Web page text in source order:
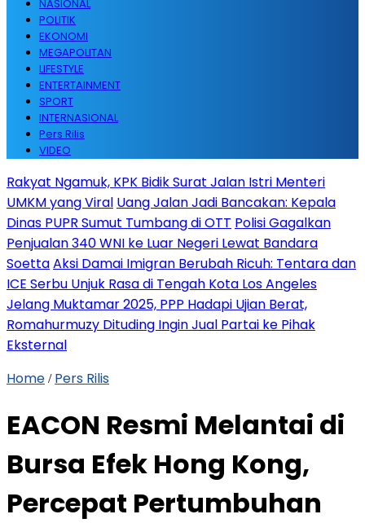
NASIONAL
POLITIK
EKONOMI
MEGAPOLITAN
LIFESTYLE
ENTERTAINMENT
SPORT
INTERNASIONAL
Pers Rilis
VIDEO
Rakyat Ngamuk, KPK Bidik Surat Jalan Istri Menteri
UMKM yang Viral Uang Jalan Jadi Bancakan: Kepala
Dinas PUPR Sumut Tumbang di OTT Polisi Gagalkan
Penjualan 340 WNI ke Luar Negeri Lewat Bandara
SoettaAksi Damai Imigran Berubah Ricuh: Tentara dan
ICE Serbu Unjuk Rasa di Tengah Kota Los Angeles
Jelang Muktamar 2025, PPP Hadapi Ujian Berat,
Romahurmuzy Dituding Ingin Jual Partai ke Pihak
Eksternal
Home / Pers Rilis
EACON Resmi Melantai di
Bursa Efek Hong Kong,
Percepat Pertumbuhan